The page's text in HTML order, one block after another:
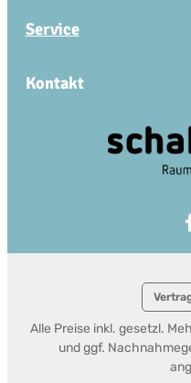
Service
Kontakt
Alle Preise inkl. gesetzl.
und ggf.